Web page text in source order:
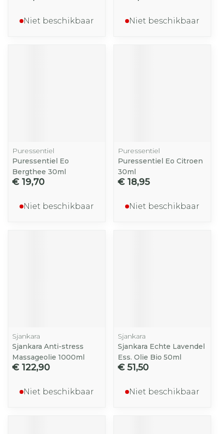
Niet beschikbaar Niet beschikbaar
Puressentiel
Puressentiel Eo
Bergthee 30ml
€ 19,70
Niet beschikbaar
Puressentiel
Puressentiel Eo Citroen
30ml
€ 18,95
Niet beschikbaar
Sjankara
Sjankara Anti-stress
Massageolie 1000ml
€ 122,90
Niet beschikbaar
Sjankara
Sjankara Echte Lavendel
Ess. Olie Bio 50ml
€ 51,50
Niet beschikbaar